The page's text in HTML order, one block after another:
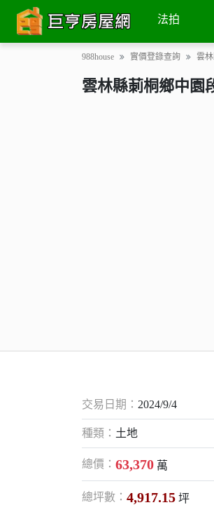
法拍
988house 實價登錄查詢 雲
土地 交易次數 地圖街景
雲林縣莿桐鄉中園
交易日期： 2024/9/4
種類： 土地
總價： 63,370 萬
總坪數： 4,917.15 坪